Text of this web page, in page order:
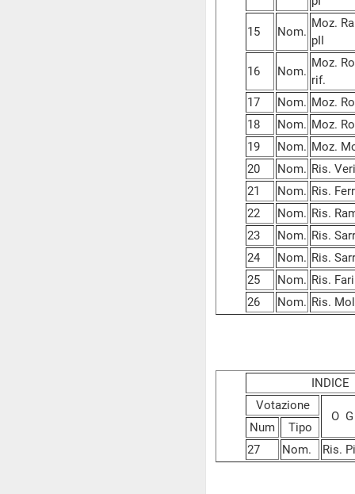
15 Nom.
Moz.
pII
16 Nom.
Moz.
rif.
17
Nom. Moz.
18
Nom. Moz.
19
Nom. Moz.
20
Nom. Ris.
21
Nom. Ris.
22
Nom. Ris.
23
Nom. Ris.
24
Nom. Ris.
25
Nom. Ris.
26
Nom. Ris.
Votazione
O
Num
Tipo
27
Nom. Ris.